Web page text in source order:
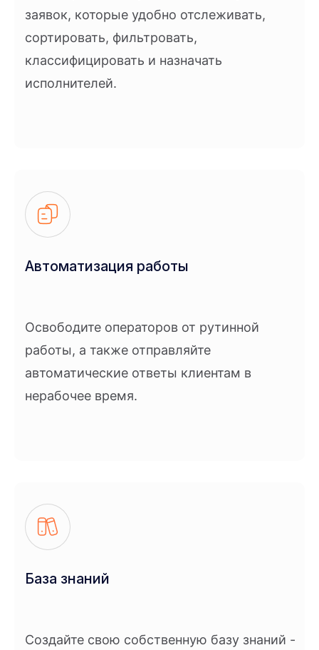
заявок, которые удобно отслеживать,
сортировать, фильтровать,
классифицировать и назначать
исполнителей.
Автоматизация работы
Освободите операторов от рутинной
работы, а также отправляйте
автоматические ответы клиентам в
нерабочее время.
База знаний
Создайте свою собственную базу знаний -